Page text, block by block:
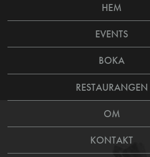
HEM
EVENTS
BOKA
RESTAURANGEN
OM
KONTAKT